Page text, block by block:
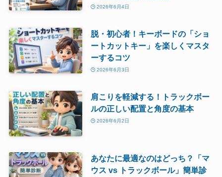
2026年6月4日
脱・初心者！キーボードの「ショ
ートカットキー」を楽しくマスタ
ーするコツ
2026年6月3日
肩こりを軽減する！トラックボー
ルの正しい配置と角度の基本
2026年6月2日
あなたに最適なのはどっち？「マ
ウス vs トラックボール」簡単診